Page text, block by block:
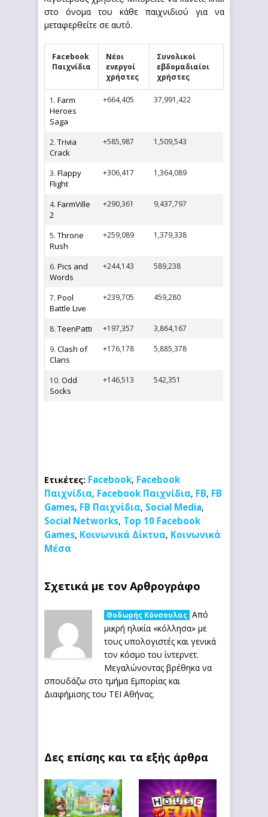
στο όνομα του κάθε παιχνιδιού για να
μεταφερθείτε σε αυτό.
Facebook
Παιχνίδια
Νέοι
ενεργοί
χρήστες
Συνολικοί
εβδομαδιαίοι
χρήστες
1. Farm
Heroes
Saga
+664,405 37,991,422
2. Trivia
Crack
+585,987 1,509,543
3. Flappy
Flight
+306,417 1,364,089
4. FarmVille
2
+290,361 9,437,797
5. Throne
Rush
+259,089 1,379,338
6. Pics and
Words
+244,143 589,238
7. Pool
Battle Live
+239,705 459,280
8. TeenPatti +197,357 3,864,167
9. Clash of
Clans
+176,178 5,885,378
10. Odd
Socks
+146,513 542,351
Ετικέτες: Facebook, Facebook
Παιχνίδια, Facebook Παιχνίδια, FB, FB
Games, FB Παιχνίδια, Social Media,
Social Networks, Top 10 Facebook
Games, Κοινωνικά Δίκτυα, Κοινωνικά
Μέσα
Σχετικά με τον Αρθρογράφο
Θοδωρής Κόνσουλας Από
μικρή ηλικία «κόλλησα» με
τους υπολογιστές και γενικά
τον κόσμο του ίντερνετ.
Μεγαλώνοντας βρέθηκα να
σπουδάζω στο τμήμα Εμπορίας και
Διαφήμισης του ΤΕΙ Αθήνας.
Δες επίσης και τα εξής άρθρα